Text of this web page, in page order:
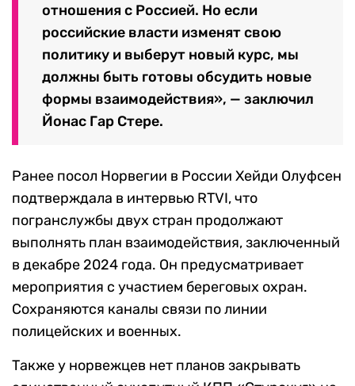
отношения с Россией. Но если
российские власти изменят свою
политику и выберут новый курс, мы
должны быть готовы обсудить новые
формы взаимодействия», — заключил
Йонас Гар Стере.
Ранее посол Норвегии в России Хейди Олуфсен
подтверждала в интервью RTVI, что
погранслужбы двух стран продолжают
выполнять план взаимодействия, заключенный
в декабре 2024 года. Он предусматривает
мероприятия с участием береговых охран.
Сохраняются каналы связи по линии
полицейских и военных.
Также у норвежцев нет планов закрывать